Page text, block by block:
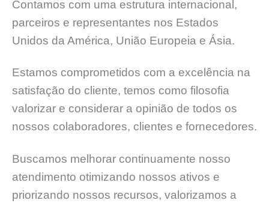
Contamos com uma estrutura internacional,
parceiros e representantes nos Estados
Unidos da América, União Europeia e Ásia.
Estamos comprometidos com a excelência na
satisfação do cliente, temos como filosofia
valorizar e considerar a opinião de todos os
nossos colaboradores, clientes e fornecedores.
Buscamos melhorar continuamente nosso
atendimento otimizando nossos ativos e
priorizando nossos recursos, valorizamos a